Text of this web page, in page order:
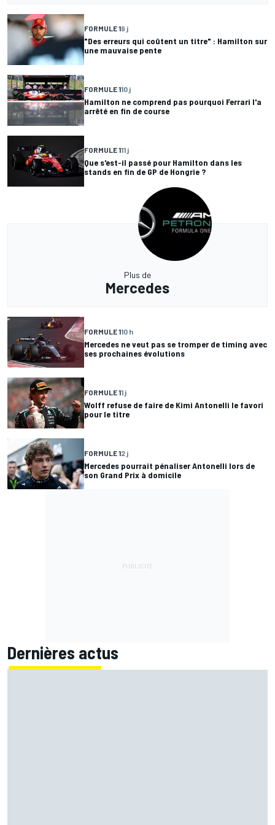
FORMULE 19 j
"Des erreurs qui coûtent un titre" : Hamilton sur
une mauvaise pente
FORMULE 110 j
Hamilton ne comprend pas pourquoi Ferrari l'a
arrêté en fin de course
FORMULE 111 j
Que s'est-il passé pour Hamilton dans les
stands en fin de GP de Hongrie ?
Plus de
Mercedes
FORMULE 110 h
Mercedes ne veut pas se tromper de timing avec
ses prochaines évolutions
FORMULE 11 j
Wolff refuse de faire de Kimi Antonelli le favori
pour le titre
FORMULE 12 j
Mercedes pourrait pénaliser Antonelli lors de
son Grand Prix à domicile
Dernières actus